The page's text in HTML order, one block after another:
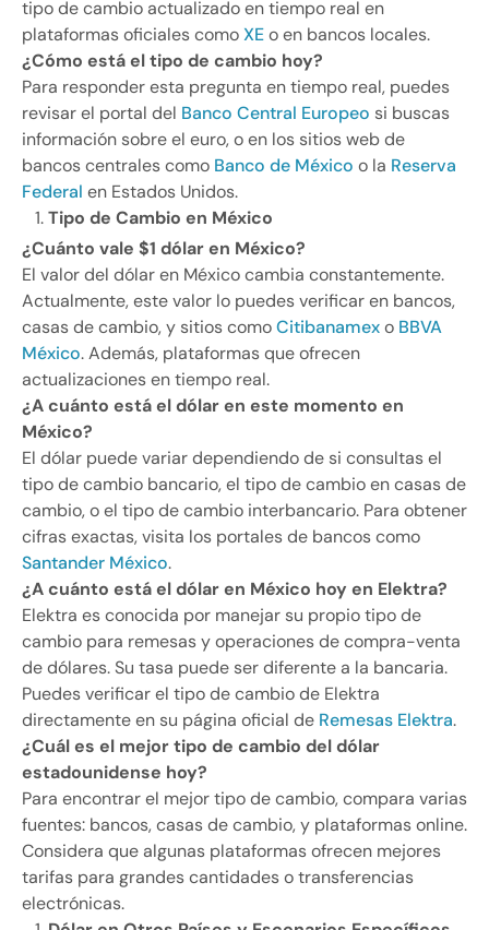
tipo de cambio actualizado en tiempo real en
plataformas oficiales comoXEo en bancos locales.
¿Cómo está el tipo de cambio hoy?
Para responder esta pregunta en tiempo real, puedes
revisar el portal del Banco Central Europeo si buscas
información sobre el euro, o en los sitios web de
bancos centrales como Banco de México o la Reserva
Federal en Estados Unidos.
Tipo de Cambio en México
¿Cuánto vale $1 dólar en México?
El valor del dólar en México cambia constantemente.
Actualmente, este valor lo puedes verificar en bancos,
casas de cambio, y sitios comoCitibanamexo BBVA
México. Además, plataformas que ofrecen
actualizaciones en tiempo real.
¿A cuánto está el dólar en este momento en
México?
El dólar puede variar dependiendo de si consultas el
tipo de cambio bancario, el tipo de cambio en casas de
cambio, o el tipo de cambio interbancario. Para obtener
cifras exactas, visita los portales de bancos como
Santander México.
¿A cuánto está el dólar en México hoy en Elektra?
Elektra es conocida por manejar su propio tipo de
cambio para remesas y operaciones de compra-venta
de dólares. Su tasa puede ser diferente a la bancaria.
Puedes verificar el tipo de cambio de Elektra
directamente en su página oficial de Remesas Elektra.
¿Cuál es el mejor tipo de cambio del dólar
estadounidense hoy?
Para encontrar el mejor tipo de cambio, compara varias
fuentes: bancos, casas de cambio, y plataformas online.
Considera que algunas plataformas ofrecen mejores
tarifas para grandes cantidades o transferencias
electrónicas.